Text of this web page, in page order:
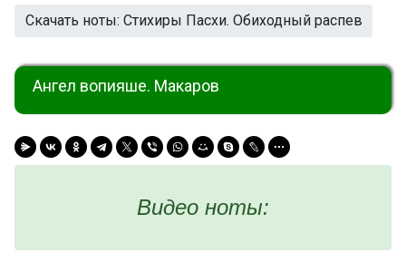
Скачать ноты: Стихиры Пасхи. Обиходный распев
Ангел вопияше. Макаров
Видео ноты: